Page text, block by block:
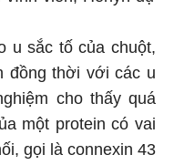
u sắc tố của chuột,
đồng thời với các u
cho thấy quá
một protein có vai
gọi là connexin 43